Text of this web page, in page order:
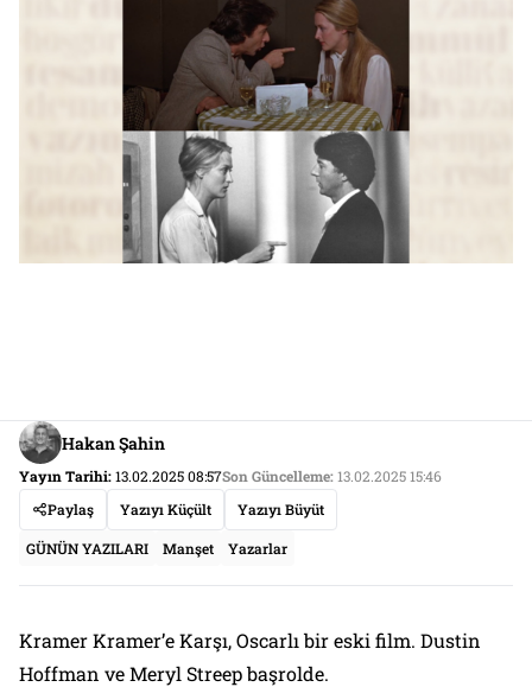
Hakan Şahin
Yayın Tarihi:13.02.2025 08:57Son Güncelleme:13.02.2025 15:46
Paylaş
Yazıyı Küçült Yazıyı Büyüt
GÜNÜN YAZILARI Manşet Yazarlar
Kramer Kramer’e Karşı, Oscarlı bir eski film. Dustin
Hoffman ve Meryl Streep başrolde.